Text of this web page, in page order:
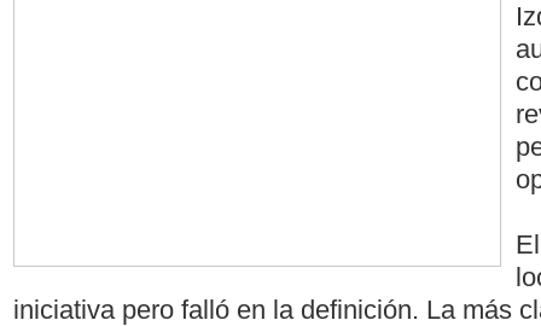
iniciativa pero falló en la definición. La más